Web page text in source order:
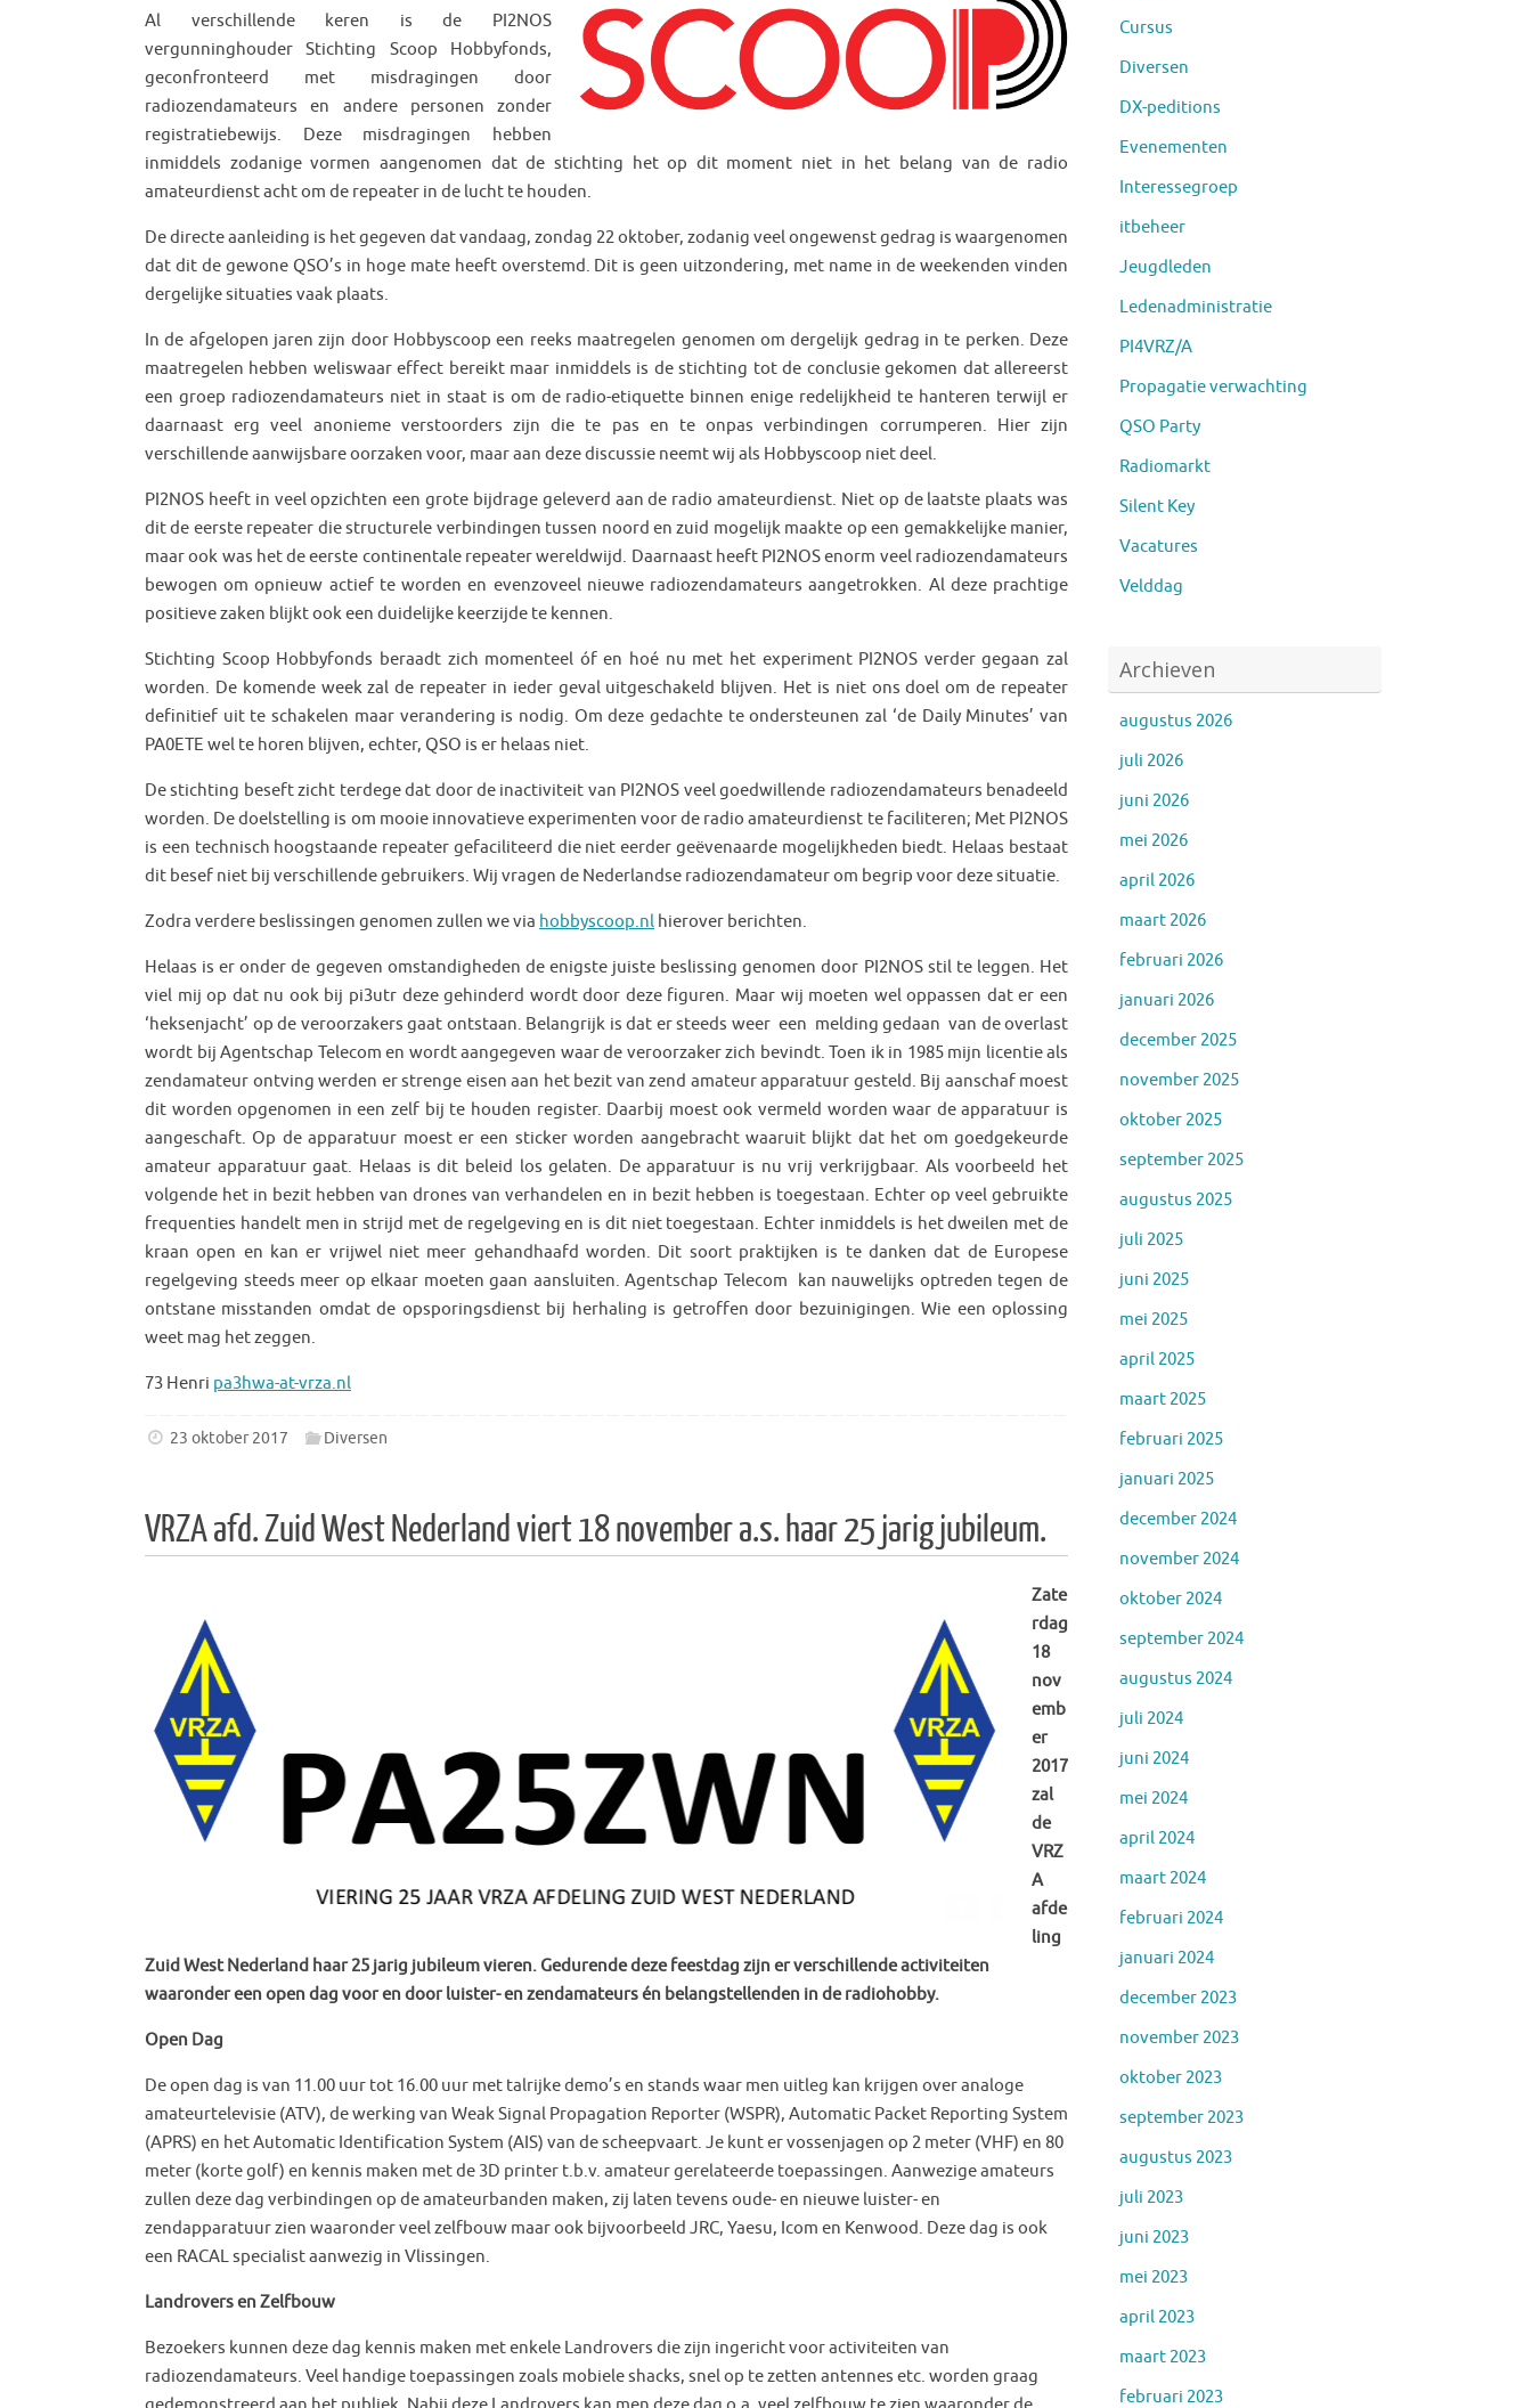
Al verschillende keren is de PI2NOS
vergunninghouder Stichting Scoop Hobbyfonds,
geconfronteerd met misdragingen door
radiozendamateurs en andere personen zonder
registratiebewijs. Deze misdragingen hebben
inmiddels zodanige vormen aangenomen dat de stichting het op dit moment niet in het belang van de radio
amateurdienst acht om de repeater in de lucht te houden.
De directe aanleiding is het gegeven dat vandaag, zondag 22 oktober, zodanig veel ongewenst gedrag is waargenomen
dat dit de gewone QSO’s in hoge mate heeft overstemd. Dit is geen uitzondering, met name in de weekenden vinden
dergelijke situaties vaak plaats.
In de afgelopen jaren zijn door Hobbyscoop een reeks maatregelen genomen om dergelijk gedrag in te perken. Deze
maatregelen hebben weliswaar effect bereikt maar inmiddels is de stichting tot de conclusie gekomen dat allereerst
een groep radiozendamateurs niet in staat is om de radio-etiquette binnen enige redelijkheid te hanteren terwijl er
daarnaast erg veel anonieme verstoorders zijn die te pas en te onpas verbindingen corrumperen. Hier zijn
verschillende aanwijsbare oorzaken voor, maar aan deze discussie neemt wij als Hobbyscoop niet deel.
PI2NOS heeft in veel opzichten een grote bijdrage geleverd aan de radio amateurdienst. Niet op de laatste plaats was
dit de eerste repeater die structurele verbindingen tussen noord en zuid mogelijk maakte op een gemakkelijke manier,
maar ook was het de eerste continentale repeater wereldwijd. Daarnaast heeft PI2NOS enorm veel radiozendamateurs
bewogen om opnieuw actief te worden en evenzoveel nieuwe radiozendamateurs aangetrokken. Al deze prachtige
positieve zaken blijkt ook een duidelijke keerzijde te kennen.
Stichting Scoop Hobbyfonds beraadt zich momenteel óf en hoé nu met het experiment PI2NOS verder gegaan zal
worden. De komende week zal de repeater in ieder geval uitgeschakeld blijven. Het is niet ons doel om de repeater
definitief uit te schakelen maar verandering is nodig. Om deze gedachte te ondersteunen zal ‘de Daily Minutes’ van
PA0ETE wel te horen blijven, echter, QSO is er helaas niet.
De stichting beseft zicht terdege dat door de inactiviteit van PI2NOS veel goedwillende radiozendamateurs benadeeld
worden. De doelstelling is om mooie innovatieve experimenten voor de radio amateurdienst te faciliteren; Met PI2NOS
is een technisch hoogstaande repeater gefaciliteerd die niet eerder geëvenaarde mogelijkheden biedt. Helaas bestaat
dit besef niet bij verschillende gebruikers. Wij vragen de Nederlandse radiozendamateur om begrip voor deze situatie.
Zodra verdere beslissingen genomen zullen we via hobbyscoop.nl hierover berichten.
Helaas is er onder de gegeven omstandigheden de enigste juiste beslissing genomen door PI2NOS stil te leggen. Het
viel mij op dat nu ook bij pi3utr deze gehinderd wordt door deze figuren. Maar wij moeten wel oppassen dat er een
‘heksenjacht’ op de veroorzakers gaat ontstaan. Belangrijk is dat er steeds weer een melding gedaan van de overlast
wordt bij Agentschap Telecom en wordt aangegeven waar de veroorzaker zich bevindt. Toen ik in 1985 mijn licentie als
zendamateur ontving werden er strenge eisen aan het bezit van zend amateur apparatuur gesteld. Bij aanschaf moest
dit worden opgenomen in een zelf bij te houden register. Daarbij moest ook vermeld worden waar de apparatuur is
aangeschaft. Op de apparatuur moest er een sticker worden aangebracht waaruit blijkt dat het om goedgekeurde
amateur apparatuur gaat. Helaas is dit beleid los gelaten. De apparatuur is nu vrij verkrijgbaar. Als voorbeeld het
volgende het in bezit hebben van drones van verhandelen en in bezit hebben is toegestaan. Echter op veel gebruikte
frequenties handelt men in strijd met de regelgeving en is dit niet toegestaan. Echter inmiddels is het dweilen met de
kraan open en kan er vrijwel niet meer gehandhaafd worden. Dit soort praktijken is te danken dat de Europese
regelgeving steeds meer op elkaar moeten gaan aansluiten. Agentschap Telecom kan nauwelijks optreden tegen de
ontstane misstanden omdat de opsporingsdienst bij herhaling is getroffen door bezuinigingen. Wie een oplossing
weet mag het zeggen.
73 Henri pa3hwa-at-vrza.nl
23 oktober 2017 Diversen
VRZA afd. Zuid West Nederland viert 18 november a.s. haar 25 jarig jubileum.
Zate
rdag
18
nov
emb
er
2017
zal
de
VRZ
A
afde
ling
Zuid West Nederland haar 25 jarig jubileum vieren. Gedurende deze feestdag zijn er verschillende activiteiten
waaronder een open dag voor en door luister- en zendamateurs én belangstellenden in de radiohobby.
Open Dag
De open dag is van 11.00 uur tot 16.00 uur met talrijke demo’s en stands waar men uitleg kan krijgen over analoge
amateurtelevisie (ATV), de werking van Weak Signal Propagation Reporter (WSPR), Automatic Packet Reporting System
(APRS) en het Automatic Identification System (AIS) van de scheepvaart. Je kunt er vossenjagen op 2 meter (VHF) en 80
meter (korte golf) en kennis maken met de 3D printer t.b.v. amateur gerelateerde toepassingen. Aanwezige amateurs
zullen deze dag verbindingen op de amateurbanden maken, zij laten tevens oude- en nieuwe luister- en
zendapparatuur zien waaronder veel zelfbouw maar ook bijvoorbeeld JRC, Yaesu, Icom en Kenwood. Deze dag is ook
een RACAL specialist aanwezig in Vlissingen.
Landrovers en Zelfbouw
Bezoekers kunnen deze dag kennis maken met enkele Landrovers die zijn ingericht voor activiteiten van
radiozendamateurs. Veel handige toepassingen zoals mobiele shacks, snel op te zetten antennes etc. worden graag
Cursus
Diversen
DX-peditions
Evenementen
Interessegroep
itbeheer
Jeugdleden
Ledenadministratie
PI4VRZ/A
Propagatie verwachting
QSO Party
Radiomarkt
Silent Key
Vacatures
Velddag
Archieven
augustus 2026
juli 2026
juni 2026
mei 2026
april 2026
maart 2026
februari 2026
januari 2026
december 2025
november 2025
oktober 2025
september 2025
augustus 2025
juli 2025
juni 2025
mei 2025
april 2025
maart 2025
februari 2025
januari 2025
december 2024
november 2024
oktober 2024
september 2024
augustus 2024
juli 2024
juni 2024
mei 2024
april 2024
maart 2024
februari 2024
januari 2024
december 2023
november 2023
oktober 2023
september 2023
augustus 2023
juli 2023
juni 2023
mei 2023
april 2023
maart 2023
februari 2023